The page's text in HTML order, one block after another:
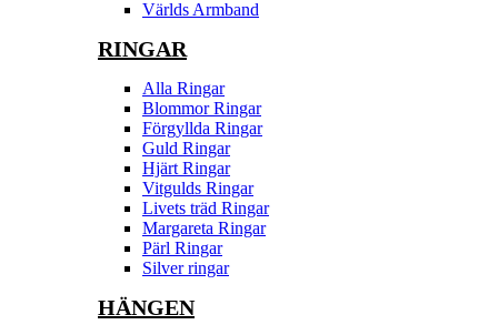
Världs Armband
RINGAR
Alla Ringar
Blommor Ringar
Förgyllda Ringar
Guld Ringar
Hjärt Ringar
Vitgulds Ringar
Livets träd Ringar
Margareta Ringar
Pärl Ringar
Silver ringar
HÄNGEN